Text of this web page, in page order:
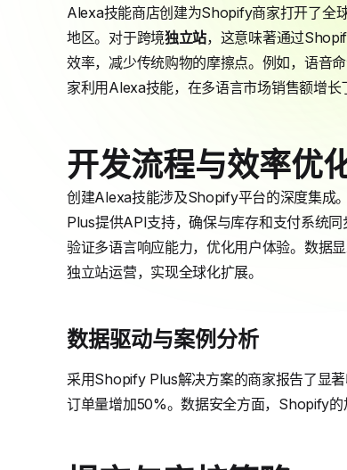
Alexa技能商店创建为Shopify商家打开了全
地区。对于跨境独立站，这意味著通过
效率，减少传统购物的摩擦点。例如，语音
家利用Alexa技能，在多语言市场销售额增长
开发流程与效率优
创建Alexa技能涉及Shopify平台的深度集成
Plus提供API支持，确保与库存和支付系统
验证多语言响应能力，优化用户体验。数据
独立站运营，实现全球化扩展。
数据驱动与案例分析
采用Shopify Plus解决方案的商家报告了显
订单量增加50%。数据安全方面，Shopify的